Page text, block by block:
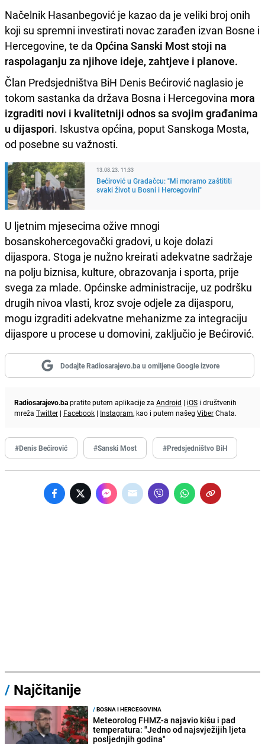
Načelnik Hasanbegović je kazao da je veliki broj onih
koji su spremni investirati novac zarađen izvan Bosne i
Hercegovine, te da Općina Sanski Most stoji na
raspolaganju za njihove ideje, zahtjeve i planove.
Član Predsjedništva BiH Denis Bećirović naglasio je
tokom sastanka da država Bosna i Hercegovina mora
izgraditi novi i kvalitetniji odnos sa svojim građanima
u dijaspori. Iskustva općina, poput Sanskoga Mosta,
od posebne su važnosti.
13.08.23. 11:33
Bećirović u Gradačcu: "Mi moramo zaštititi
svaki život u Bosni i Hercegovini"
U ljetnim mjesecima ožive mnogi
bosanskohercegovački gradovi, u koje dolazi
dijaspora. Stoga je nužno kreirati adekvatne sadržaje
na polju biznisa, kulture, obrazovanja i sporta, prije
svega za mlade. Općinske administracije, uz podršku
drugih nivoa vlasti, kroz svoje odjele za dijasporu,
mogu izgraditi adekvatne mehanizme za integraciju
dijaspore u procese u domovini, zaključio je Bećirović.
Dodajte Radiosarajevo.ba u omiljene Google izvore
Radiosarajevo.bapratite putem aplikacije za Android | iOS i društvenih
mreža Twitter | Facebook | Instagram, kao i putem našeg ViberChata.
#Denis Bećirović #Sanski Most #Predsjedništvo BiH
/ Najčitanije
/BOSNA I HERCEGOVINA
Meteorolog FHMZ-a najavio kišu i pad
temperatura: "Jedno od najsvježijih ljeta
posljednjih godina"